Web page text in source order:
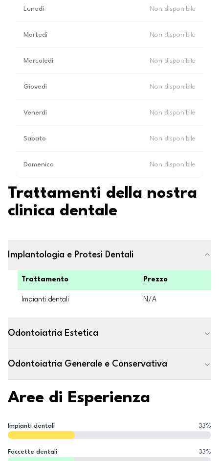
Lunedì Non disponibile
Martedì Non disponibile
Mercoledì Non disponibile
Giovedì Non disponibile
Venerdì Non disponibile
Sabato Non disponibile
Domenica Non disponibile
Trattamenti della nostra
clinica dentale
Implantologia e Protesi Dentali
Trattamento Prezzo
Impianti dentali N/A
Odontoiatria Estetica
Odontoiatria Generale e Conservativa
Aree di Esperienza
Impianti dentali 33%
Faccette dentali 33%